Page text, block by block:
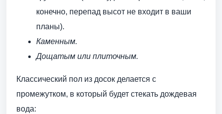
конечно, перепад высот не входит в ваши
планы).
Каменным.
Дощатым или плиточным.
Классический пол из досок делается с
промежутком, в который будет стекать дождевая
вода: